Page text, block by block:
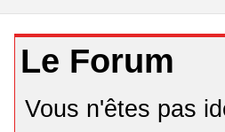
Le Forum
Vous n'êtes pas